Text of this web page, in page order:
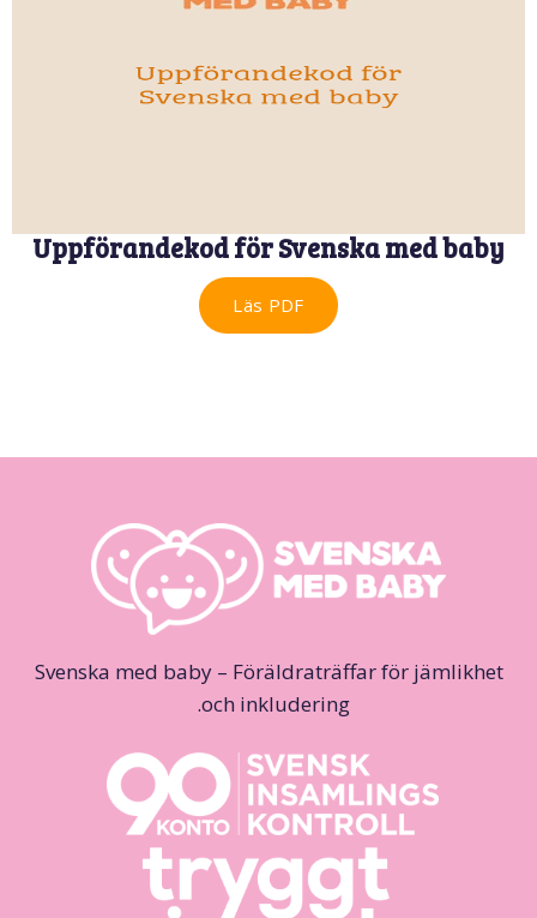
Uppförandekod för Svenska med baby
Läs PDF
Svenska med baby – Föräldraträffar för jämlikhet
och inkludering.